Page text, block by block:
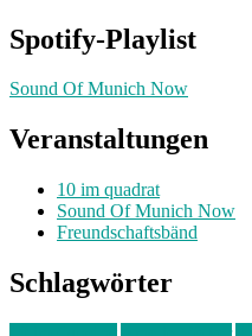
Spotify-Playlist
Sound Of Munich Now
Veranstaltungen
10 im quadrat
Sound Of Munich Now
Freundschaftsbänd
Schlagwörter